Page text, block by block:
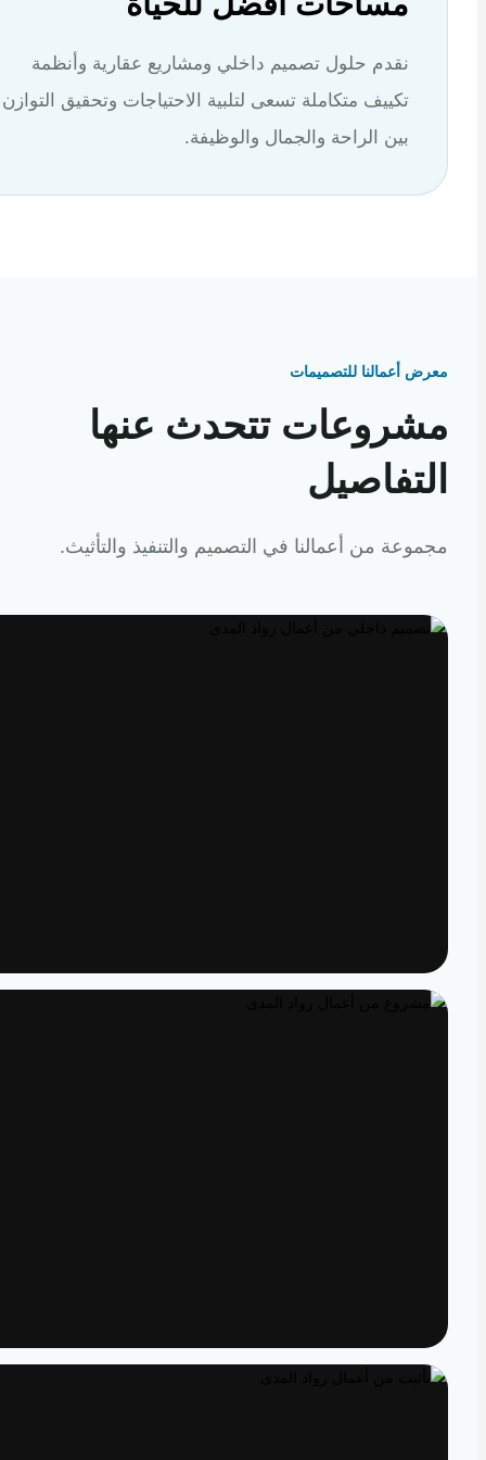
نقدم حلول تصميم داخلي ومشاريع عقارية وأنظمة
تكييف متكاملة تسعى لتلبية الاحتياجات وتحقيق التوازن
بين الراحة والجمال والوظيفة.
أعمالنا للتصميمات
تتحدث عنها
من أعمالنا في التصميم والتنفيذ والتأثيث.
تصميم داخلي